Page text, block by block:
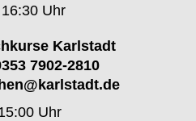
Uhr
Karlstadt
7902-2810
Uhr